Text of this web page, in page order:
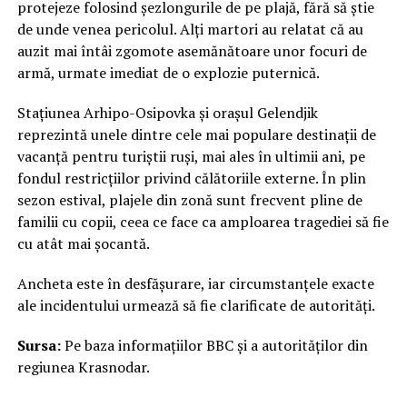
protejeze folosind șezlongurile de pe plajă, fără să știe
de unde venea pericolul. Alți martori au relatat că au
auzit mai întâi zgomote asemănătoare unor focuri de
armă, urmate imediat de o explozie puternică.
Stațiunea Arhipo-Osipovka și orașul Gelendjik
reprezintă unele dintre cele mai populare destinații de
vacanță pentru turiștii ruși, mai ales în ultimii ani, pe
fondul restricțiilor privind călătoriile externe. În plin
sezon estival, plajele din zonă sunt frecvent pline de
familii cu copii, ceea ce face ca amploarea tragediei să fie
cu atât mai șocantă.
Ancheta este în desfășurare, iar circumstanțele exacte
ale incidentului urmează să fie clarificate de autorități.
Sursa:Pe baza informațiilor BBC și a autorităților din
regiunea Krasnodar.